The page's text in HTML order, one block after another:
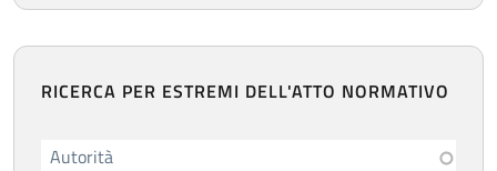
RICERCA PER ESTREMI DELL'ATTO NORMATIVO
Autorità